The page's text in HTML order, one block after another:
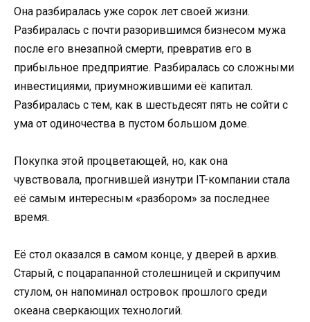
Она разбиралась уже сорок лет своей жизни.
Разбиралась с почти разорившимся бизнесом мужа
после его внезапной смерти, превратив его в
прибыльное предприятие. Разбиралась со сложными
инвестициями, приумножившими её капитал.
Разбиралась с тем, как в шестьдесят пять не сойти с
ума от одиночества в пустом большом доме.
Покупка этой процветающей, но, как она
чувствовала, прогнившей изнутри IT-компании стала
её самым интересным «разбором» за последнее
время.
Её стол оказался в самом конце, у дверей в архив.
Старый, с поцарапанной столешницей и скрипучим
стулом, он напоминал островок прошлого среди
океана сверкающих технологий.